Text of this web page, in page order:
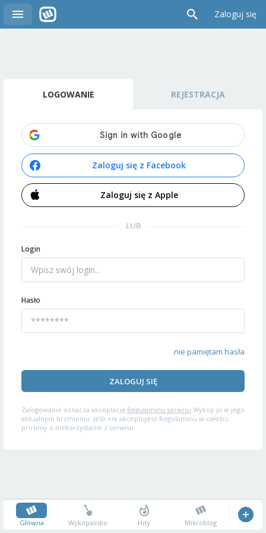
Zaloguj się
LOGOWANIE REJESTRACJA
Zaloguj się z Facebook
Zaloguj się z Apple
LUB
Login
Hasło
nie pamiętam hasła
ZALOGUJ SIĘ
Zalogowanie oznacza akceptację Regulaminu serwisu Wykop.pl w jego
aktualnym brzmieniu. Jeśli nie akceptujesz Regulaminu w całości,
prosimy o niekorzystanie z serwisu.
Główna Wykopalisko Hity Mikroblog